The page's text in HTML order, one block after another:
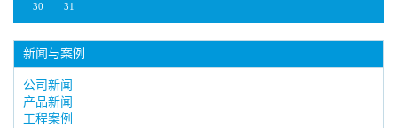
30
31
新闻与案例
公司新闻
产品新闻
工程案例